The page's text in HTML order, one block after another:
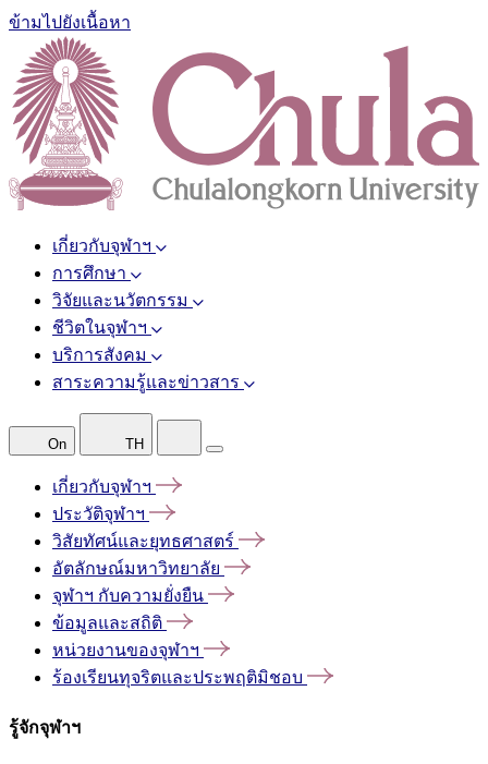
ข้ามไปยังเนื้อหา
เกี่ยวกับจุฬาฯ
การศึกษา
วิจัยและนวัตกรรม
ชีวิตในจุฬาฯ
บริการสังคม
สาระความรู้และข่าวสาร
On TH
เกี่ยวกับจุฬาฯ
ประวัติจุฬาฯ
วิสัยทัศน์และยุทธศาสตร์
อัตลักษณ์มหาวิทยาลัย
จุฬาฯ กับความยั่งยืน
ข้อมูลและสถิติ
หน่วยงานของจุฬาฯ
ร้องเรียนทุจริตและประพฤติมิชอบ
รู้จักจุฬาฯ